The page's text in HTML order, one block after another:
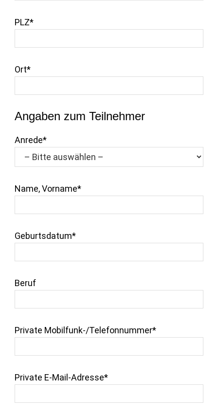
PLZ*
Ort*
Angaben zum Teilnehmer
Anrede*
Name, Vorname*
Geburtsdatum*
Beruf
Private Mobilfunk-/Telefonnummer*
Private E-Mail-Adresse*